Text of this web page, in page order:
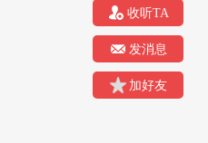
收听TA
发消息
加好友